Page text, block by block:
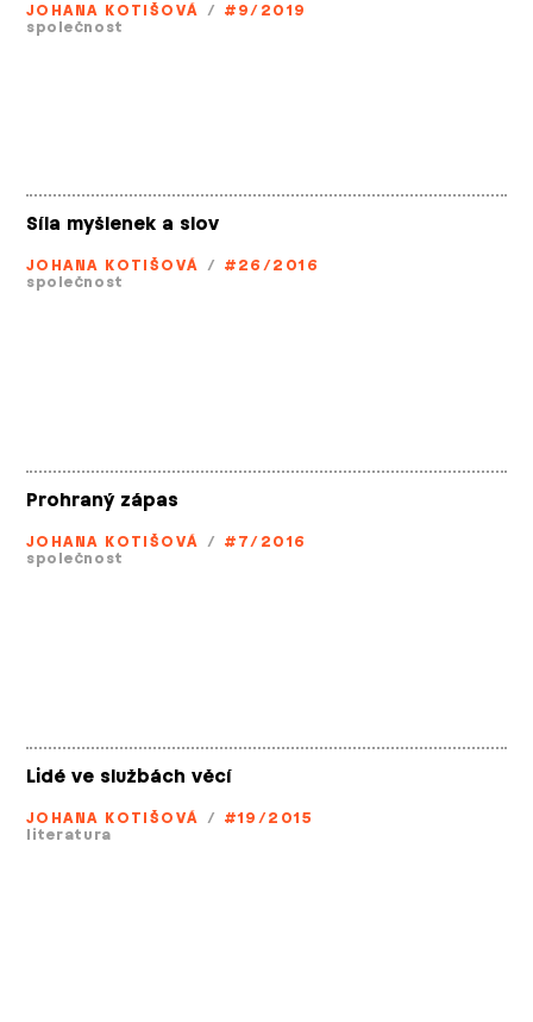
JOHANA KOTIŠOVÁ / #9/2019
společnost
Síla myšlenek a slov
JOHANA KOTIŠOVÁ / #26/2016
společnost
Prohraný zápas
JOHANA KOTIŠOVÁ / #7/2016
společnost
Lidé ve službách věcí
JOHANA KOTIŠOVÁ / #19/2015
literatura